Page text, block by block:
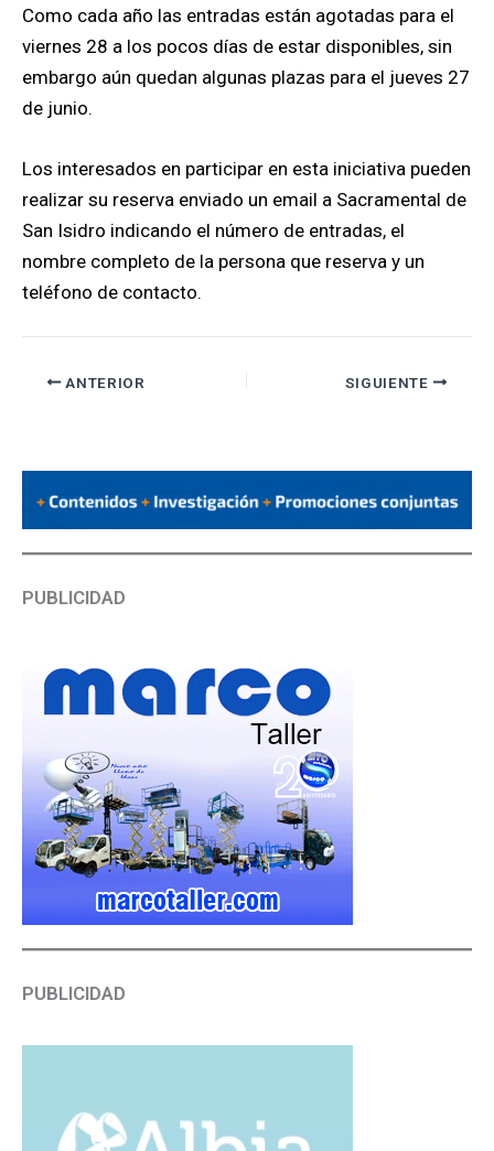
Como cada año las entradas están agotadas para el
viernes 28 a los pocos días de estar disponibles, sin
embargo aún quedan algunas plazas para el jueves 27
de junio.
Los interesados en participar en esta iniciativa pueden
realizar su reserva enviado un email a Sacramental de
San Isidro indicando el número de entradas, el
nombre completo de la persona que reserva y un
teléfono de contacto.
ANTERIOR SIGUIENTE
PUBLICIDAD
PUBLICIDAD